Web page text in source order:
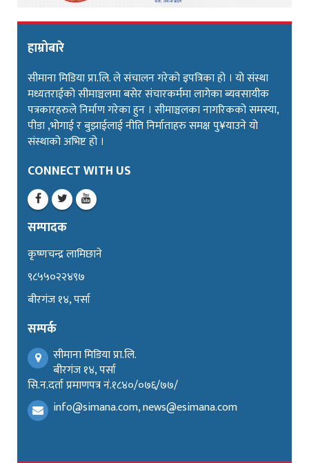
हाम्रोबारे
सीमाना मिडिया प्रा.लि. ले संचालन गरेको इपत्रिका हो । यो संस्था
मध्यतराईको सीमाञ्चलमा बसेर संचारकर्ममा लागेका ब्यवसायीक
पत्रकारहरुले निर्माण गरेका हुन । सीमाञ्चलका नागरिकको समस्या,
पीडा ,भोगाई र बुझाईलाई नीति निर्माताहरु समक्ष पु¥याउने यो
संस्थाको अभिष्ट हो ।
CONNECT WITH US
सम्पादक
कृष्णचन्द्र लामिछाने
९८५५०२२४९७
बीरगंज १४, पर्सा
सम्पर्क
सीमाना मिडिया प्रा.लि.
बीरगंज १४, पर्सा
सि.न.दर्ता प्रमाणपत्र नं.१८४०/०७६/७७/
info@simana.com, news@esimana.com